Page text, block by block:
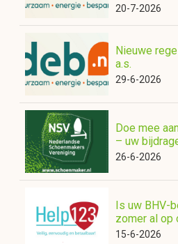
20-7-2026
Nieuwe
a.s.
29-6-2026
Doe mee
– uw
26-6-2026
Is uw BHV-
zomer al op
15-6-2026